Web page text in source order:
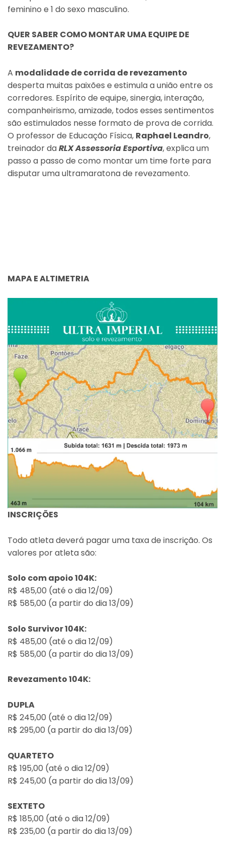
feminino e 1 do sexo masculino.
QUER SABER COMO MONTAR UMA EQUIPE DE
REVEZAMENTO?
A modalidade de corrida de revezamento
desperta muitas paixões e estimula a união entre os
corredores. Espírito de equipe, sinergia, interação,
companheirismo, amizade, todos esses sentimentos
são estimulados nesse formato de prova de corrida.
O professor de Educação Física, Raphael Leandro,
treinador daRLX Assessoria Esportiva, explica um
passo a passo de como montar um time forte para
disputar uma ultramaratona de revezamento.
MAPA E ALTIMETRIA
INSCRIÇÕES
Todo atleta deverá pagar uma taxa de inscrição. Os
valores por atleta são:
Solo com apoio 104K:
R$ 485,00 (até o dia 12/09)
R$ 585,00 (a partir do dia 13/09)
Solo Survivor 104K:
R$ 485,00 (até o dia 12/09)
R$ 585,00 (a partir do dia 13/09)
Revezamento 104K:
DUPLA
R$ 245,00 (até o dia 12/09)
R$ 295,00 (a partir do dia 13/09)
QUARTETO
R$ 195,00 (até o dia 12/09)
R$ 245,00 (a partir do dia 13/09)
SEXTETO
R$ 185,00 (até o dia 12/09)
R$ 235,00 (a partir do dia 13/09)